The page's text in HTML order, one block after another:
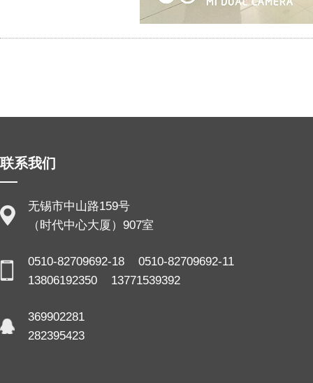
联系我们
无锡市中山路159号
（时代中心大厦）907室
0510-82709692-18 0510-82709692-11
13806192350 13771539392
369902281
282395423